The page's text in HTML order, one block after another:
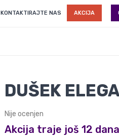
KONTAKTIRAJTE NAS AKCIJA
DUŠEK
Nije ocenjen
Akcija traje još 12